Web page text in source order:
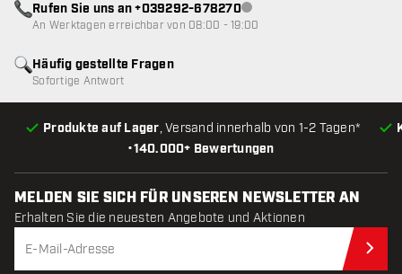
•140.000+ Bewertungen
Produkte auf Lager, Versand innerhalb von 1-2 Tagen*
Häufig gestellte Fragen
Sofortige Antwort
Rufen Sie uns an +039292-678270Kundenservice nicht
An Werktagen erreichbar von 08:00 - 19:00
MELDEN SIE SICH FÜR UNSEREN NEWSLETTER AN
Erhalten Sie die neuesten Angebote und Aktionen